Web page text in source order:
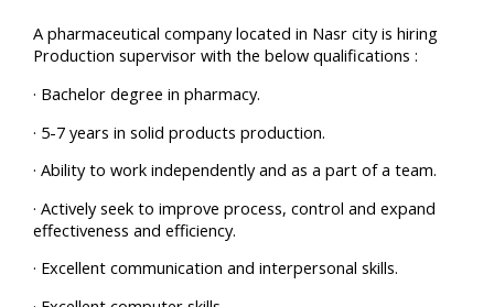
A pharmaceutical company located in Nasr city is hiring
Production supervisor with the below qualifications :
· Bachelor degree in pharmacy.
· 5-7 years in solid products production.
· Ability to work independently and as a part of a team.
· Actively seek to improve process, control and expand
effectiveness and efficiency.
· Excellent communication and interpersonal skills.